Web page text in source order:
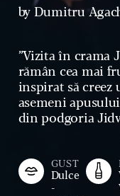
by Dumitru
”Vizita în crama
rămân cea mai
inspirat să creez
asemeni
din podgoria
GUST
Dulce
-